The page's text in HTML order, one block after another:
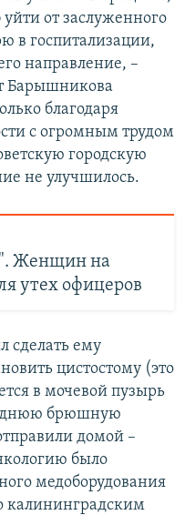
от заслуженного
в госпитализации,
направление, –
Барышникова
благодаря
с огромным трудом
городскую
не улучшилось.
Женщин на
утех офицеров
сделать ему
цистостому (это
в мочевой пузырь
брюшную
домой –
было
медоборудования
калининградским